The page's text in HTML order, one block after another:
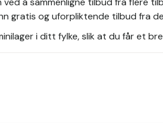
gratis og uforpliktende tilbud fra
i ditt fylke, slik at du får et